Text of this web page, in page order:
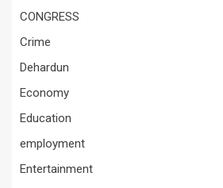
CONGRESS
Crime
Dehardun
Economy
Education
employment
Entertainment